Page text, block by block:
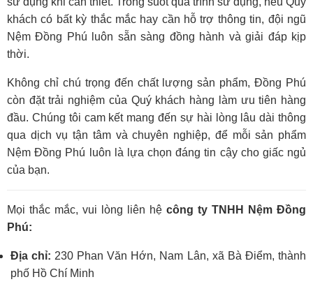
khách có bất kỳ thắc mắc hay cần hỗ trợ thông tin, đội ngũ
Nệm Đồng Phú luôn sẵn sàng đồng hành và giải đáp kịp
thời.
Không chỉ chú trọng đến chất lượng sản phẩm, Đồng Phú
còn đặt trải nghiệm của Quý khách hàng làm ưu tiên hàng
đầu. Chúng tôi cam kết mang đến sự hài lòng lâu dài thông
qua dịch vụ tận tâm và chuyên nghiệp, để mỗi sản phẩm
Nệm Đồng Phú luôn là lựa chọn đáng tin cậy cho giấc ngủ
của bạn.
Mọi thắc mắc, vui lòng liên hệ công ty TNHH Nệm Đồng
Phú:
Địa chỉ: 230 Phan Văn Hớn, Nam Lân, xã Bà Điểm, thành
phố Hồ Chí Minh